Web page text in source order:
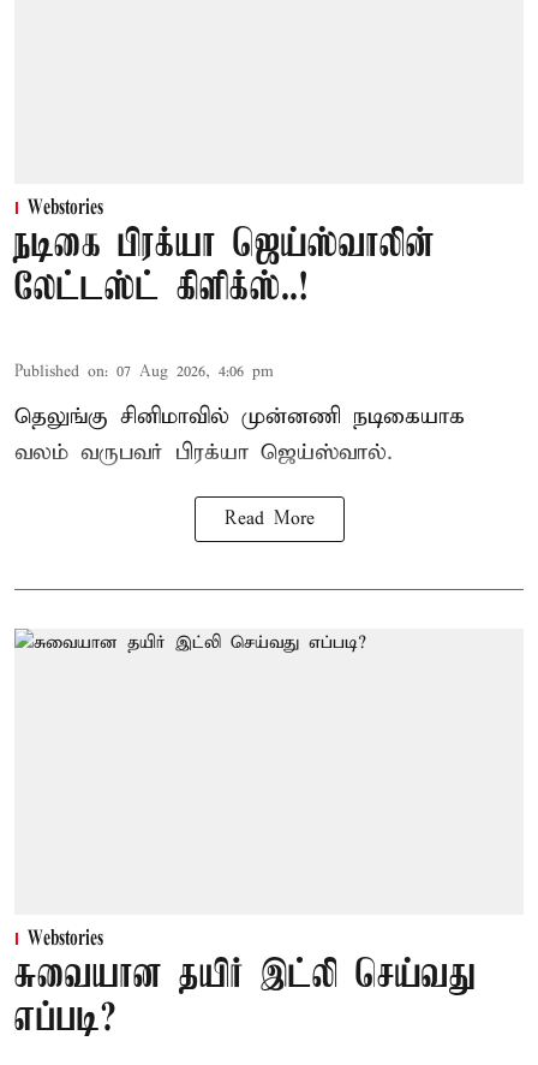
Webstories
நடிகை பிரக்யா ஜெய்ஸ்வாலின்
லேட்டஸ்ட் கிளிக்ஸ்..!
Published on: 07 Aug 2026, 4:06 pm
தெலுங்கு சினிமாவில் முன்னணி நடிகையாக
வலம் வருபவர் பிரக்யா ஜெய்ஸ்வால்.
Read More
Webstories
சுவையான தயிர் இட்லி செய்வது
எப்படி?